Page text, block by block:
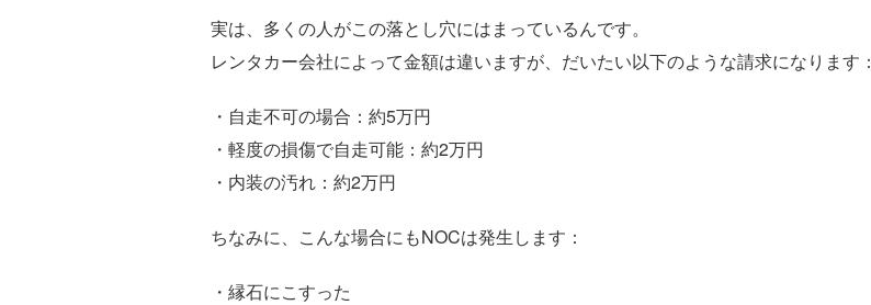
実は、多くの人がこの落とし穴にはまっているんです。
レンタカー会社によって金額は違いますが、だいたい以下のような請求になります：
・自走不可の場合：約5万円
・軽度の損傷で自走可能：約2万円
・内装の汚れ：約2万円
ちなみに、こんな場合にもNOCは発生します：
・縁石にこすった